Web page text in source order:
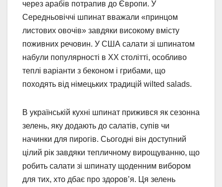
через арабів потрапив до Європи. У
Середньовіччі шпинат вважали «принцом
листових овочів» завдяки високому вмісту
поживних речовин. У США салати зі шпинатом
набули популярності в XX столітті, особливо
теплі варіанти з беконом і грибами, що
походять від німецьких традицій wilted salads.
В українській кухні шпинат прижився як сезонна
зелень, яку додають до салатів, супів чи
начинки для пирогів. Сьогодні він доступний
цілий рік завдяки тепличному вирощуванню, що
робить салати зі шпинату щоденним вибором
для тих, хто дбає про здоров’я. Ця зелень